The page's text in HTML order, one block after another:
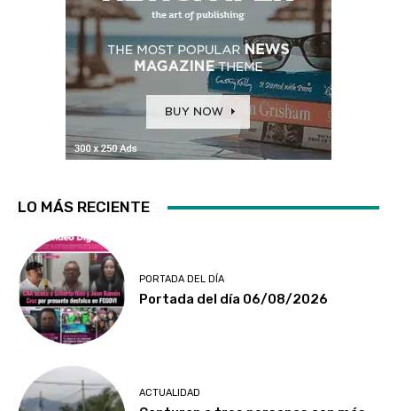
LO MÁS RECIENTE
PORTADA DEL DÍA
Portada del día 06/08/2026
ACTUALIDAD